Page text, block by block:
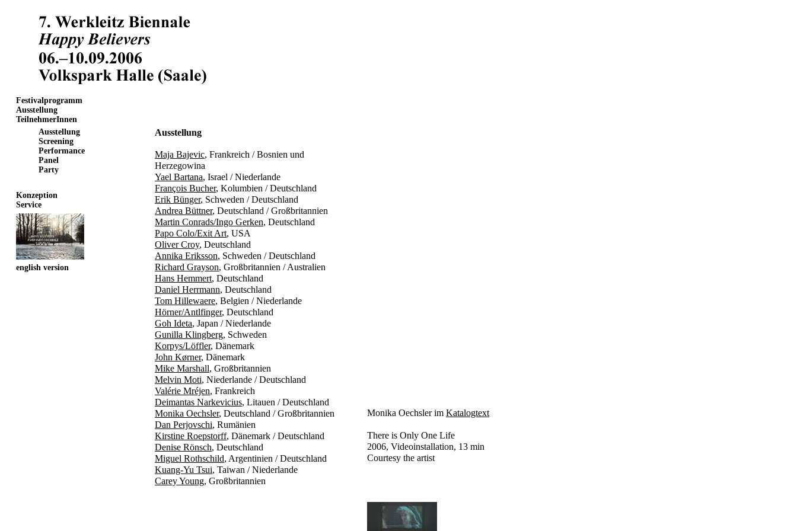
Festivalprogramm
Ausstellung
TeilnehmerInnen
Ausstellung
Screening
Performance
Panel
Party
Konzeption
Service
english version
Ausstellung
Maja Bajevic, Frankreich / Bosnien und
Herzegowina
Yael Bartana, Israel / Niederlande
François Bucher, Kolumbien / Deutschland
Erik Bünger, Schweden / Deutschland
Andrea Büttner, Deutschland / Großbritannien
Martin Conrads/Ingo Gerken, Deutschland
Papo Colo/Exit Art, USA
Oliver Croy, Deutschland
Annika Eriksson, Schweden / Deutschland
Richard Grayson, Großbritannien / Australien
Hans Hemmert, Deutschland
Daniel Herrmann, Deutschland
Tom Hillewaere, Belgien / Niederlande
Hörner/Antlfinger, Deutschland
Goh Ideta, Japan / Niederlande
Gunilla Klingberg, Schweden
Korpys/Löffler, Dänemark
John Kørner, Dänemark
Mike Marshall, Großbritannien
Melvin Moti, Niederlande / Deutschland
Valérie Mréjen, Frankreich
Deimantas Narkevicius, Litauen / Deutschland
Monika Oechsler, Deutschland / Großbritannien
Dan Perjovschi, Rumänien
Kirstine Roepstorff, Dänemark / Deutschland
Denise Rönsch, Deutschland
Miguel Rothschild, Argentinien / Deutschland
Kuang-Yu Tsui, Taiwan / Niederlande
Carey Young, Großbritannien
Monika Oechsler im Katalogtext
There is Only One Life
2006, Videoinstallation, 13 min
Courtesy the artist